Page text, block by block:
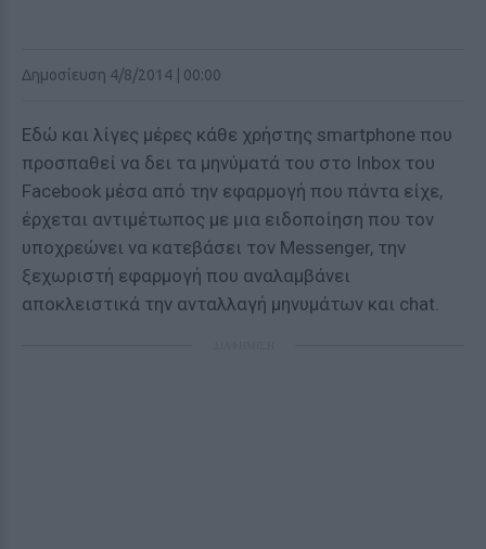
Δημοσίευση 4/8/2014 | 00:00
Εδώ και λίγες μέρες κάθε χρήστης smartphone που
προσπαθεί να δει τα μηνύματά του στο Inbox του
Facebook μέσα από την εφαρμογή που πάντα είχε,
έρχεται αντιμέτωπος με μια ειδοποίηση που τον
υποχρεώνει να κατεβάσει τον Messenger, την
ξεχωριστή εφαρμογή που αναλαμβάνει
αποκλειστικά την ανταλλαγή μηνυμάτων και chat.